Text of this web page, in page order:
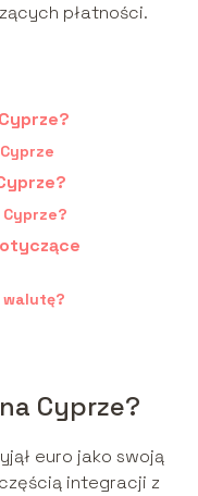
płatności.
walutę?
Cyprze?
euro jako swoją
integracji z